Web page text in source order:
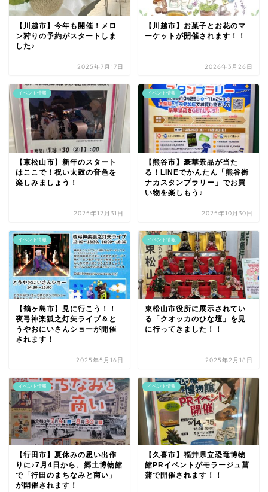
【川越市】今年も開催！メロ
ン狩りの予約がスタートしま
した♪
2025年7月17日
【川越市】お菓子とお花のマ
ーケットが開催されます！！
2026年3月26日
イベント情報
【東松山市】新年のスタート
はここで！祝い太鼓の音色を
楽しみましょう！
2025年12月31日
イベント情報
【熊谷市】豪華景品が当た
る！LINEでかんたん「熊谷街
ナカスタンプラリー」でお買
い物を楽しもう♪
2025年10月30日
イベント情報
【鶴ヶ島市】見に行こう！！
夜弓神楽狐之灯矢ライブ＆と
うやおにいさんショーが開催
されます！
2025年5月16日
イベント情報
東松山市役所に展示されてい
る「クオッカのひな壇」を見
に行ってきました！！
2025年2月18日
イベント情報
【行田市】夏休みの思い出作
りに♪7月4日から、郷土博物館
で「行田のまちなみと商い」
が開催されます！
イベント情報
【久喜市】福井県立恐竜博物
館PRイベントがモラージュ菖
蒲で開催されます！！